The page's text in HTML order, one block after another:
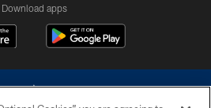
Download apps